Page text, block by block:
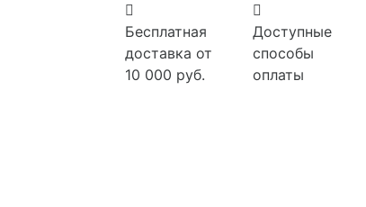
Бесплатная
доставка от
10 000 руб.
Доступные
способы
оплаты